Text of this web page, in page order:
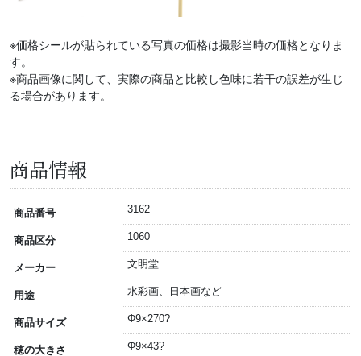
※価格シールが貼られている写真の価格は撮影当時の価格となりま
す。
※商品画像に関して、実際の商品と比較し色味に若干の誤差が生じ
る場合があります。
商品情報
商品番号 3162
商品区分 1060
メーカー 文明堂
用途 水彩画、日本画など
商品サイズ Φ9×270?
穂の大きさ Φ9×43?